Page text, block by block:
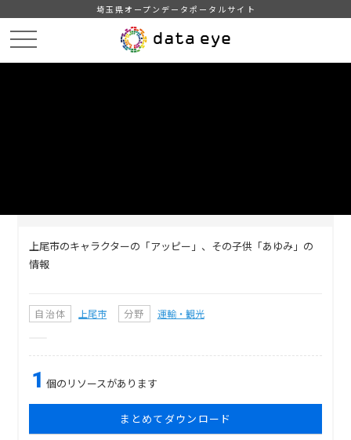
埼玉県オープンデータポータルサイト
上尾市のキャラクターの「アッピー」、その子供「あゆみ」の
情報
自治体 上尾市 分野 運輸・観光
1 個のリソースがあります
まとめてダウンロード